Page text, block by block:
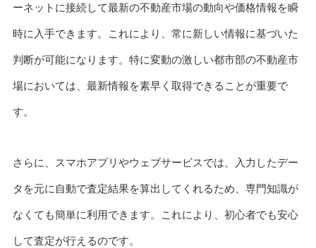
ーネットに接続して最新の不動産市場の動向や価格情報を瞬
時に入手できます。これにより、常に新しい情報に基づいた
判断が可能になります。特に変動の激しい都市部の不動産市
場においては、最新情報を素早く取得できることが重要で
す。
さらに、スマホアプリやウェブサービスでは、入力したデー
タを元に自動で査定結果を算出してくれるため、専門知識が
なくても簡単に利用できます。これにより、初心者でも安心
して査定が行えるのです。